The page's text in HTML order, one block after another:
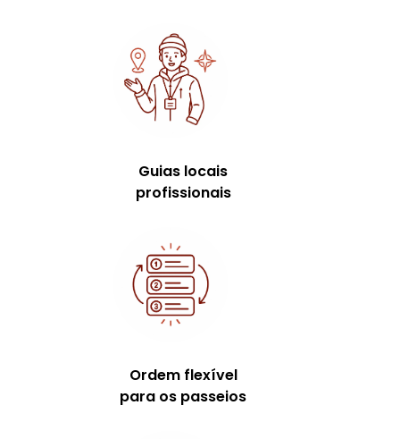
Guias locais
profissionais
Ordem flexível
para os passeios